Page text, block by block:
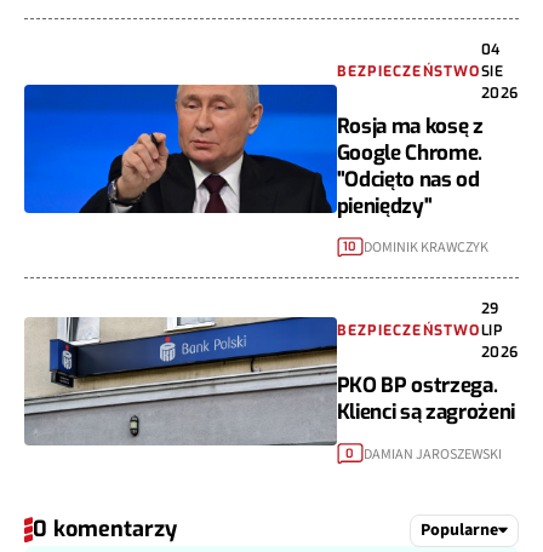
BEZPIECZEŃSTWO
04
SIE
2026
Rosja ma kosę z
Google Chrome.
"Odcięto nas od
pieniędzy"
10 DOMINIK KRAWCZYK
BEZPIECZEŃSTWO
29
LIP
2026
PKO BP ostrzega.
Klienci są zagrożeni
0 DAMIAN JAROSZEWSKI
0 komentarzy Popularne